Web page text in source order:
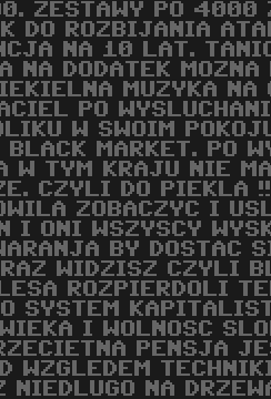
ZESTAWY PO 4000
DO ROZBIJANIA
NA 10 LAT.
DODATEK MOZNA
MUZYKA NA
PO
W SWOIM
MARKET. PO
W TYM KRAJU NIE
CZYLI DO PIEKLA
ZOBACZYC I
ONI WSZYSCY
BY DOSTAC
WIDZISZ CZYLI
ROZPIERDOLI
SYSTEM
I WOLNOSC
PENSJA
WZGLEDEM
NA